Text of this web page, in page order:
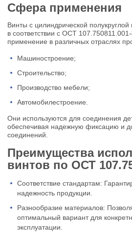
Сфера применения
Винты с цилиндрической полукруглой
в соответствии с ОСТ
применение в различных отраслях
Машиностроение;
Строительство;
Производство мебели;
Автомобилестроение.
Они используются для соединения
обеспечивая надежную фиксацию и
соединений.
Преимущества
винтов по ОСТ
Соответствие стандартам:
надежность продукции.
Разнообразие материалов:
оптимальный вариант для
эксплуатации.